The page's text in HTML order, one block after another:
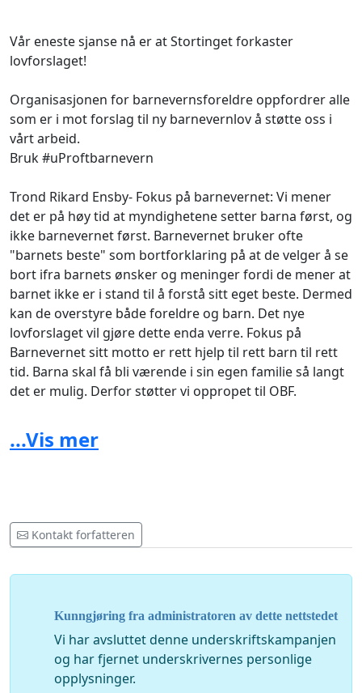
Vår eneste sjanse nå er at Stortinget forkaster
lovforslaget!
Organisasjonen for barnevernsforeldre oppfordrer alle
som er i mot forslag til ny barnevernlov å støtte oss i
vårt arbeid.
Bruk#uProftbarnevern
Trond Rikard Ensby- Fokus på barnevernet: Vi mener
det er på høy tid at myndighetene setter barna først, og
ikke barnevernet først. Barnevernet bruker ofte
"barnets beste" som bortforklaring på at de velger å se
bort ifra barnets ønsker og meninger fordi de mener at
barnet ikke er i stand til å forstå sitt eget beste. Dermed
kan de overstyre både foreldre og barn. Det nye
lovforslaget vil gjøre dette enda verre. Fokus på
Barnevernet sitt motto er rett hjelp til rett barn til rett
tid. Barna skal få bli værende i sin egen familie så langt
det er mulig. Derfor støtter vi oppropet til OBF.
Ken Joar Olsen: Vi i barnevernet må bort og noe annet
på plass, ser ikke det som en løsning at ansatte gis
oss derfor bak OBF sitt engasjement.
havarikommisjon der alle parter er representert for å
granske alle saker der barnet må ut av egen familie.
Lik & del 💛❤️💚
...Vis mer
Kontakt forfatteren
Kunngjøring fra administratoren av dette nettstedet
Vi har avsluttet denne underskriftskampanjen
og har fjernet underskrivernes personlige
opplysninger.